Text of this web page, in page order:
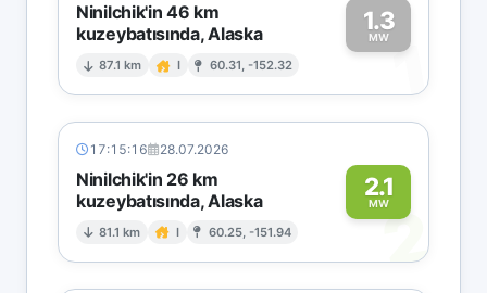
Ninilchik'in 46 km
kuzeybatısında, Alaska
87.1 km I 60.31, -152.32
1.3
MW1
17:15:16 28.07.2026
Ninilchik'in 26 km
kuzeybatısında, Alaska
81.1 km I 60.25, -151.94
2.1
MW2